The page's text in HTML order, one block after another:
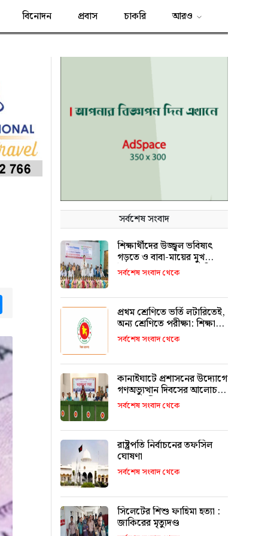
বিনোদন প্রবাস চাকরি আরও
সর্বশেষ সংবাদ
শিক্ষার্থীদের উজ্জ্বল ভবিষ্যৎ
গড়তে ও বাবা-মায়ের মুখ
উজ্জ্বল করতে কার্যকর ভূমিকা
রাখবে : কয়েস লোদী
সর্বশেষ সংবাদ থেকে
প্রথম শ্রেণিতে ভর্তি লটারিতেই,
অন্য শ্রেণিতে পরীক্ষা: শিক্ষা
মন্ত্রণালয়
সর্বশেষ সংবাদ থেকে
কানাইঘাটে প্রশাসনের উদ্যোগে
গণঅভ্যুত্থান দিবসের আলোচনা
সভা অনুষ্ঠিত
সর্বশেষ সংবাদ থেকে
রাষ্ট্রপতি নির্বাচনের তফসিল
ঘোষণা
সর্বশেষ সংবাদ থেকে
সিলেটের শিশু ফাহিমা হত্যা :
জাকিরের মৃত্যুদণ্ড